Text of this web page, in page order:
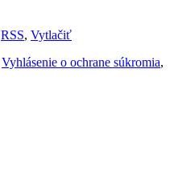
RSS, Vytlačiť
Vyhlásenie o ochrane súkromia,